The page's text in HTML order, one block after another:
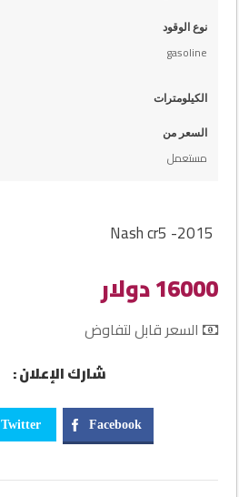
نوع الوقود
gasoline
الكيلومترات
السعر من
مستعمل
Nash cr5 -2015
16000 دولار
السعر قابل لتفاوض
شارك الإعلان :
Facebook
Twitter